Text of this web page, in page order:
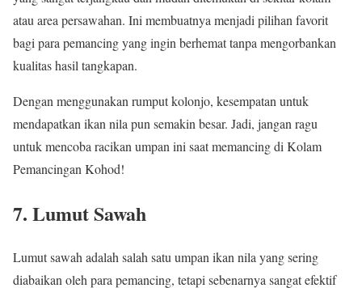
atau area persawahan. Ini membuatnya menjadi pilihan favorit
bagi para pemancing yang ingin berhemat tanpa mengorbankan
kualitas hasil tangkapan.
Dengan menggunakan rumput kolonjo, kesempatan untuk
mendapatkan ikan nila pun semakin besar. Jadi, jangan ragu
untuk mencoba racikan umpan ini saat memancing di Kolam
Pemancingan Kohod!
7. Lumut Sawah
Lumut sawah adalah salah satu umpan ikan nila yang sering
diabaikan oleh para pemancing, tetapi sebenarnya sangat efektif